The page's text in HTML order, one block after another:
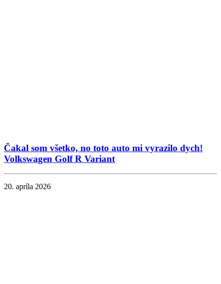
Čakal som všetko, no toto auto mi vyrazilo dych!
Volkswagen Golf R Variant
20. apríla 2026